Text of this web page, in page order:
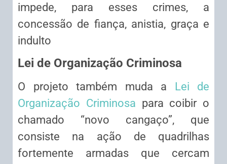
impede, para esses crimes, a
concessão de fiança, anistia, graça e
indulto
Lei de Organização Criminosa
O projeto também muda a
Lei de
Organização Criminosa para coibir o
chamado “novo cangaço”, que
consiste na ação de quadrilhas
fortemente armadas que cercam